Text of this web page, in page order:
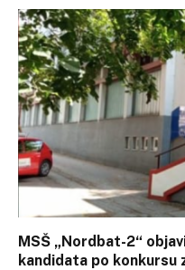
MSŠ „Nordbat-2“
kandidata po konkursu